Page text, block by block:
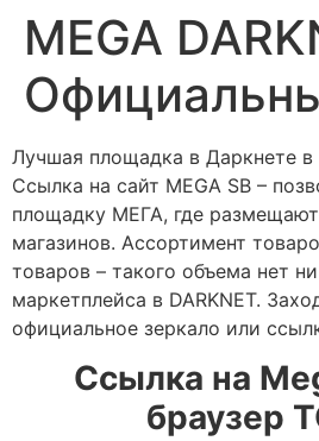
MEGA
Лучшая площадка в Даркнете
Ссылка на сайт MEGA SB –
площадку МЕГА, где
магазинов. Ассортимент
товаров – такого объема нет
маркетплейса в DARKNET.
официальное зеркало или
Ссылка на
браузер